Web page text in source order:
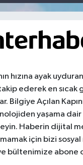
hızına ayak
ederek en sıcak
Bilgiye Açılan
yaşama dair
Haberin dijital
için bizi
bültenimize abone